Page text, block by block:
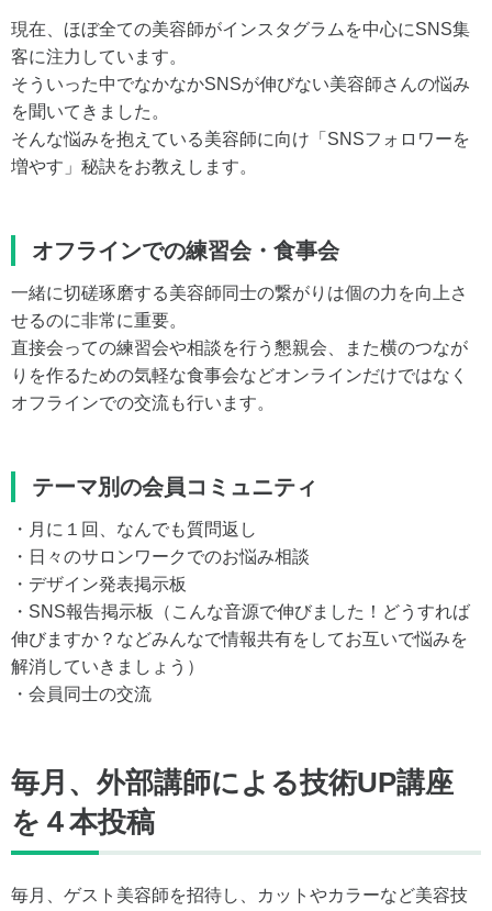
現在、ほぼ全ての美容師がインスタグラムを中心にSNS集
客に注力しています。
そういった中でなかなかSNSが伸びない美容師さんの悩み
を聞いてきました。
そんな悩みを抱えている美容師に向け「SNSフォロワーを
増やす」秘訣をお教えします。
オフラインでの練習会・食事会
一緒に切磋琢磨する美容師同士の繋がりは個の力を向上さ
せるのに非常に重要。
直接会っての練習会や相談を行う懇親会、また横のつなが
りを作るための気軽な食事会などオンラインだけではなく
オフラインでの交流も行います。
テーマ別の会員コミュニティ
・月に１回、なんでも質問返し
・日々のサロンワークでのお悩み相談
・デザイン発表掲示板
・SNS報告掲示板（こんな音源で伸びました！どうすれば
伸びますか？などみんなで情報共有をしてお互いで悩みを
解消していきましょう）
・会員同士の交流
毎月、外部講師による技術UP講座
を４本投稿
毎月、ゲスト美容師を招待し、カットやカラーなど美容技